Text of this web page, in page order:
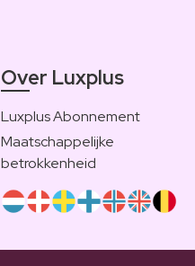
Over Luxplus
Luxplus Abonnement
Maatschappelijke
betrokkenheid